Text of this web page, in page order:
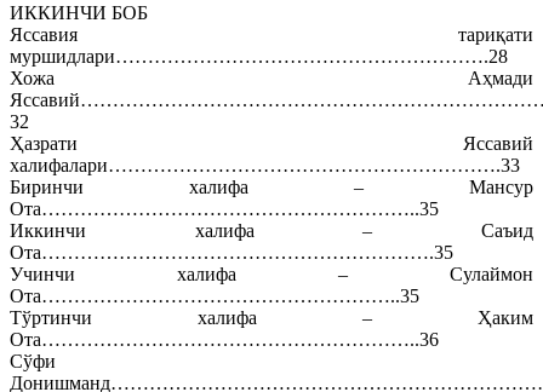
ИККИНЧИ БОБ
Яссавия тариқати
муршидлари………………………………………………….28
Хожа Аҳмади
32
Ҳазрати Яссавий
халифалари…………………………………………………….33
Биринчи халифа – Мансур
Ота…………………………………………………..35
Иккинчи халифа – Саъид
Ота…………………………………………………….35
Учинчи халифа – Сулаймон
Ота………………………………………………..35
Тўртинчи халифа – Ҳаким
Ота…………………………………………………..36
Сўфи